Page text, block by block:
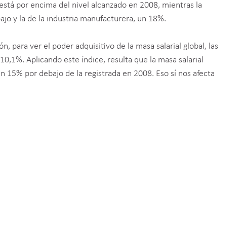
por encima del nivel alcanzado en 2008, mientras la
y la de la industria manufacturera, un 18%.
para ver el poder adquisitivo de la masa salarial global, las
Aplicando este índice, resulta que la masa salarial
por debajo de la registrada en 2008. Eso sí nos afecta